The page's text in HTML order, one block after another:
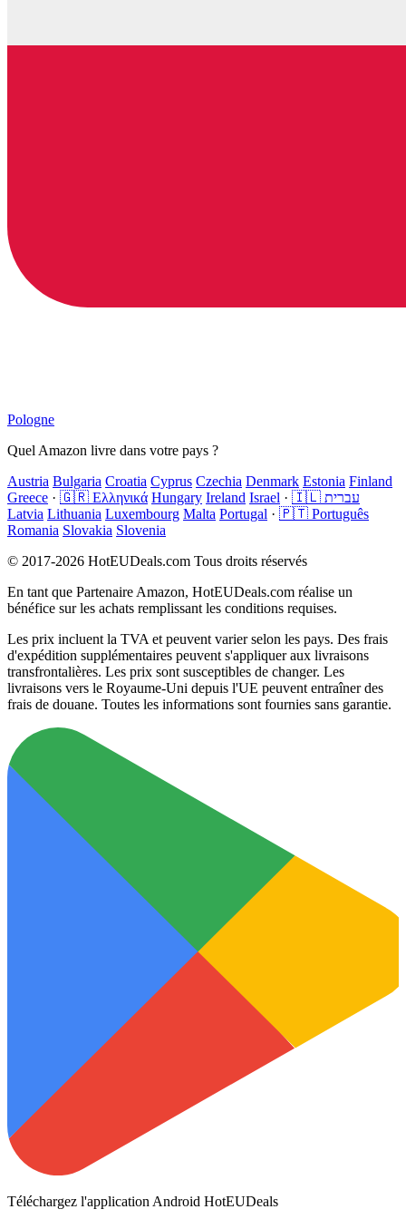
Pologne
Quel Amazon livre dans votre pays ?
Austria Bulgaria Croatia Cyprus Czechia Denmark Estonia Finland
Greece · 🇬🇷 Ελληνικά Hungary Ireland Israel ·
🇮🇱 עברית
Latvia Lithuania Luxembourg Malta Portugal · 🇵🇹 Português
Romania Slovakia Slovenia
© 2017-2026 HotEUDeals.com Tous droits réservés
En tant que Partenaire Amazon, HotEUDeals.com réalise un
bénéfice sur les achats remplissant les conditions requises.
Les prix incluent la TVA et peuvent varier selon les pays. Des frais
d'expédition supplémentaires peuvent s'appliquer aux livraisons
transfrontalières. Les prix sont susceptibles de changer. Les
livraisons vers le Royaume-Uni depuis l'UE peuvent entraîner des
frais de douane. Toutes les informations sont fournies sans garantie.
Téléchargez l'application Android HotEUDeals